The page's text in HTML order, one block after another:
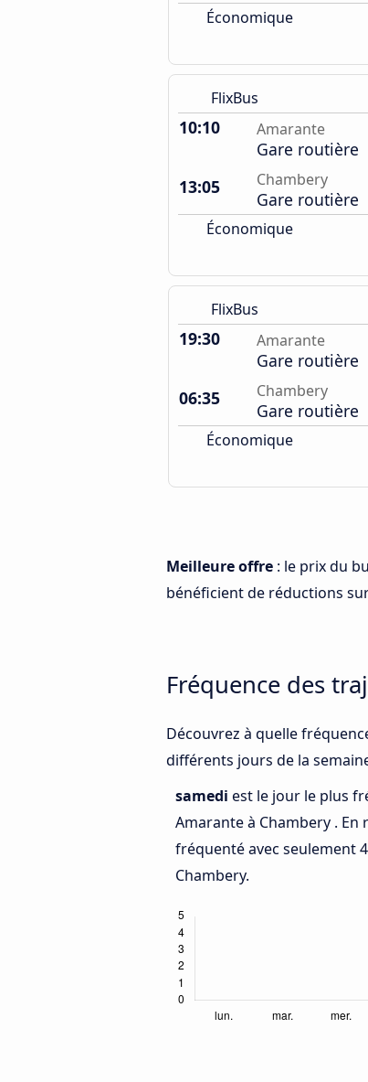
Économique
FlixBus
10:10 Amarante
Gare routière
13:05
Chambery
Gare routière
Économique
FlixBus
19:30 Amarante
Gare routière
06:35
Chambery
Gare routière
Économique
Meilleure offre : le prix du
bénéficient de réductions
Fréquence des
Découvrez à quelle
différents jours de la
samedi est le jour le plus
Amarante à Chambery . En
fréquenté avec seulement
Chambery.